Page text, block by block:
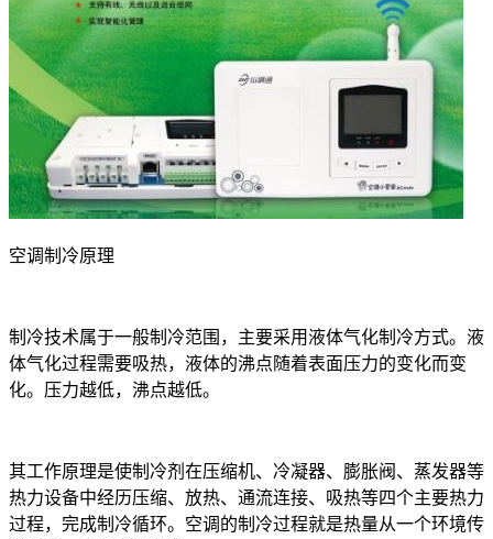
空调制冷原理
制冷技术属于一般制冷范围，主要采用液体气化制冷方式。液
体气化过程需要吸热，液体的沸点随着表面压力的变化而变
化。压力越低，沸点越低。
其工作原理是使制冷剂在压缩机、冷凝器、膨胀阀、蒸发器等
热力设备中经历压缩、放热、通流连接、吸热等四个主要热力
过程，完成制冷循环。空调的制冷过程就是热量从一个环境传